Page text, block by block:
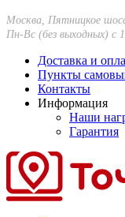
Москва, Пятницкое
Пн-Вс (без выходных) с
Доставка и
Пункты
Контакты
Информация
Наши
Гарантия